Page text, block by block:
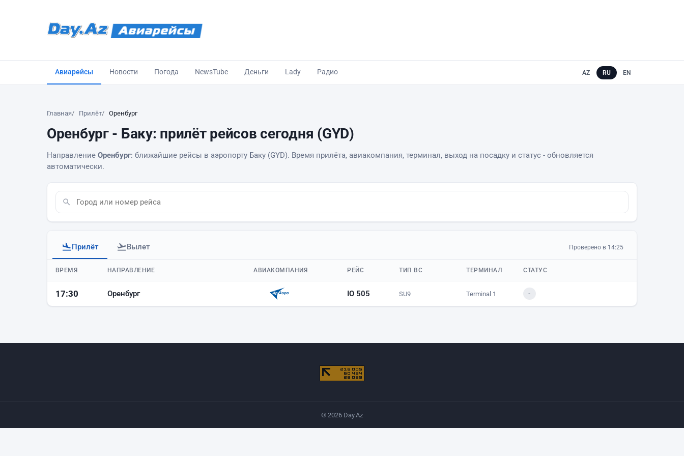
Авиарейсы Новости Погода NewsTube Деньги Lady Радио AZ RU EN
Главная Прилёт Оренбург
Оренбург - Баку: прилёт рейсов сегодня (GYD)
Направление Оренбург: ближайшие рейсы в аэропорту Баку (GYD). Время прилёта, авиакомпания, терминал, выход на посадку и статус - обновляется
автоматически.
Прилёт Вылет Проверено в 14:25
Прилёты аэропорта Баку
ВРЕМЯ НАПРАВЛЕНИЕ АВИАКОМПАНИЯ РЕЙС ТИП ВС ТЕРМИНАЛ СТАТУС
17:30 Оренбург IO 505 SU9 Terminal 1 -
© 2026 Day.Az